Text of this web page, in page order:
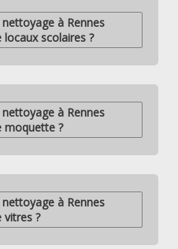
à Rennes
scolaires ?
à Rennes
moquette ?
à Rennes
vitres ?